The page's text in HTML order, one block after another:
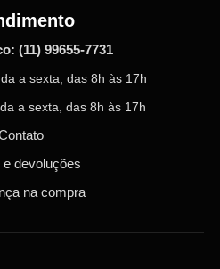
(11) 99655-7731
a sexta, das 8h às 17h
a sexta, das 8h às 17h
e devoluções
na compra